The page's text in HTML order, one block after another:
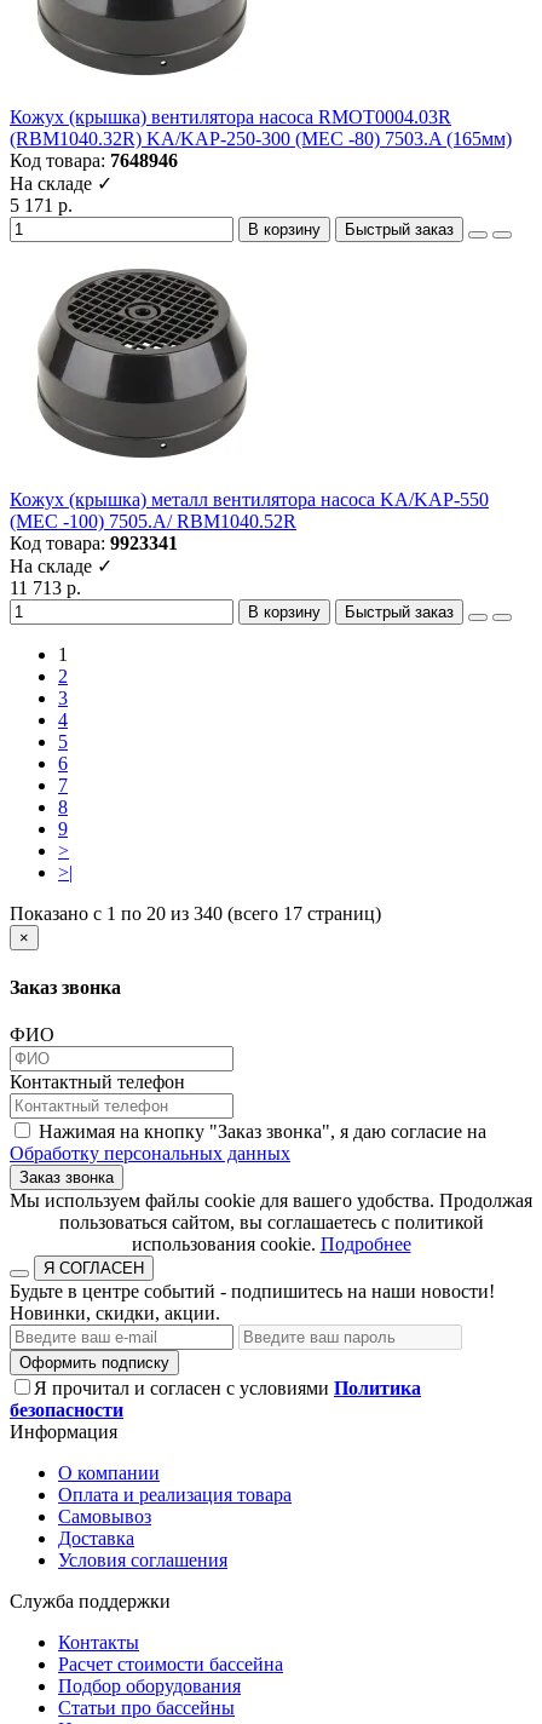
Кожух (крышка) вентилятора насоса RMOT0004.03R
(RBM1040.32R) KA/KAP-250-300 (МЕС -80) 7503.A (165мм)
Код товара: 7648946
На складе ✓
5 171 р.
В корзину Быстрый заказ
Кожух (крышка) металл вентилятора насоса KA/KAP-550
(МЕС -100) 7505.A/ RBM1040.52R
Код товара: 9923341
На складе ✓
11 713 р.
В корзину Быстрый заказ
1
2
3
4
5
6
7
8
9
>
>|
Показано с 1 по 20 из 340 (всего 17 страниц)
×
Заказ звонка
ФИО
Контактный телефон
Нажимая на кнопку "Заказ звонка", я даю согласие на
Обработку персональных данных
Заказ звонка
​​​​​​​Мы используем файлы cookie для вашего удобства. Продолжая
пользоваться сайтом, вы соглашаетесь с политикой
использования cookie.​​​​​​​ Подробнее
Я СОГЛАСЕН
Будьте в центре событий - подпишитесь на наши новости!
Новинки, скидки, акции.
Оформить подписку
Я прочитал и согласен с условиями Политика
безопасности
Информация
О компании
Оплата и реализация товара
Самовывоз
Доставка
Условия соглашения
Служба поддержки
Контакты
Расчет стоимости бассейна
Подбор оборудования
Статьи про бассейны